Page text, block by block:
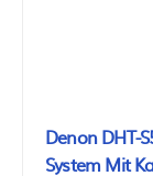
Denon DHT-
System Mit